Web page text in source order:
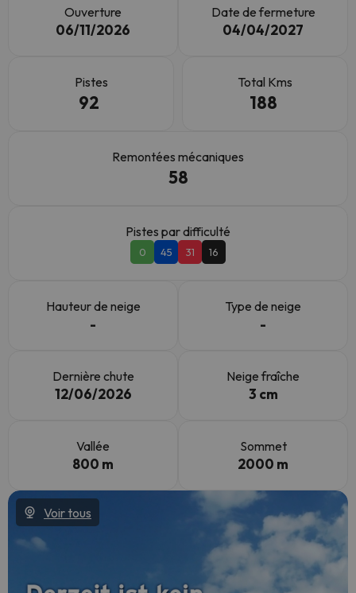
Ouverture
06/11/2026
Date de fermeture
04/04/2027
Pistes
92
Total Kms
188
Remontées mécaniques
58
Pistes par difficulté
0 45 31 16
Hauteur de neige
-
Type de neige
-
Dernière chute
12/06/2026
Neige fraîche
3 cm
Vallée
800 m
Sommet
2000 m
Voir tous